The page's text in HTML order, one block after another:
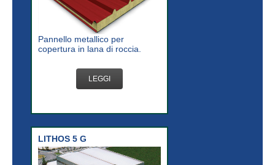
Pannello metallico per
copertura in lana di roccia.
LEGGI
LITHOS 5 G